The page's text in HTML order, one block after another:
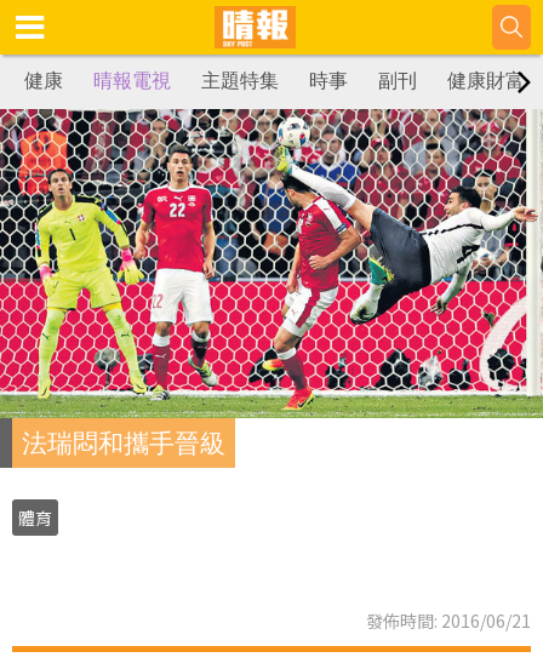
健康 晴報電視 主題特集 時事 副刊 健康財富
法瑞悶和攜手晉級
體育
發佈時間: 2016/06/21